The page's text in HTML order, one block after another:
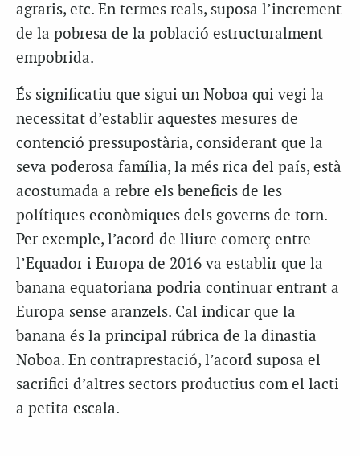
agraris, etc. En termes reals, suposa l’increment
de la pobresa de la població estructuralment
empobrida.
És significatiu que sigui un Noboa qui vegi la
necessitat d’establir aquestes mesures de
contenció pressupostària, considerant que la
seva poderosa família, la més rica del país, està
acostumada a rebre els beneficis de les
polítiques econòmiques dels governs de torn.
Per exemple, l’acord de lliure comerç entre
l’Equador i Europa de 2016 va establir que la
banana equatoriana podria continuar entrant a
Europa sense aranzels. Cal indicar que la
banana és la principal rúbrica de la dinastia
Noboa. En contraprestació, l’acord suposa el
sacrifici d’altres sectors productius com el lacti
a petita escala.